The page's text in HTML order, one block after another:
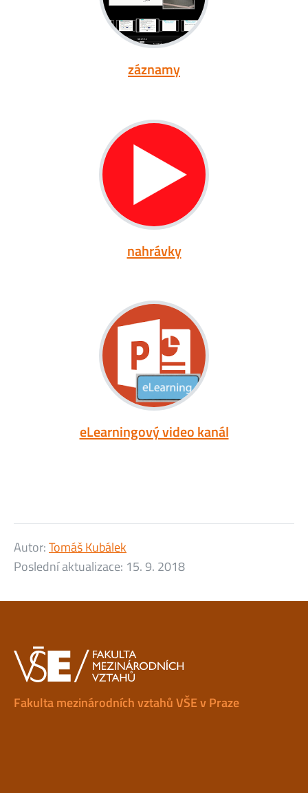
záznamy
nahrávky
eLearningový video kanál
Autor:Tomáš Kubálek
Poslední aktualizace: 15. 9. 2018
Fakulta mezinárodních vztahů VŠE v Praze